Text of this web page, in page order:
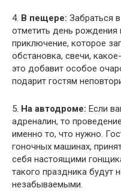
4. В пещере: Забраться
отметить день
приключение, которое
обстановка, свечи,
это добавит особое
подарит гостям
5. На автодроме: Если
адреналин, то
именно то, что нужно.
гоночных машинах,
себя настоящими
такого праздника будут
незабываемыми.